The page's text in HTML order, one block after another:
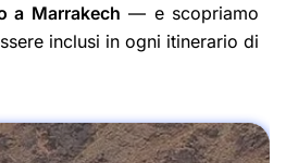
a Marrakech — e scopriamo
inclusi in ogni itinerario di